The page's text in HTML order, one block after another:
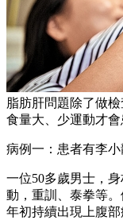
脂肪肝問題除了做
食量大、少運動才會
病例一：患者有李小
一位50多歲男士，
動，重訓、泰拳等
年初持續出現上腹